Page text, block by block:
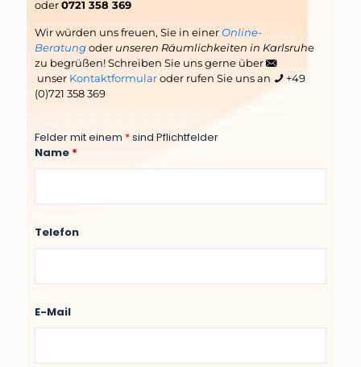
oder0721 358 369
Wir würden uns freuen, Sie in einerOnline-
Beratungoder unseren Räumlichkeiten in Karlsruhe
zu begrüßen! Schreiben Sie uns gerne über
unser Kontaktformularoder rufen Sie uns an
+49
(0)721 358 369
Felder mit einem *sind Pflichtfelder
Name *
Telefon
E-Mail